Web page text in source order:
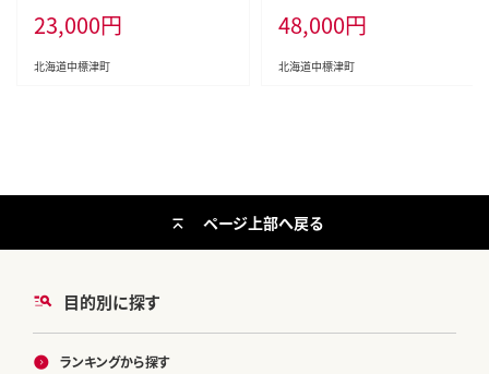
23,000円
北海道中標津町
48,000円
北海道中標津町
目的別に探す
ランキングから探す
ページ上部へ戻る